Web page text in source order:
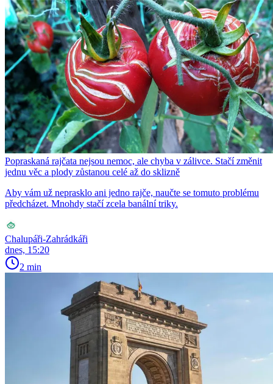
Popraskaná rajčata nejsou nemoc, ale chyba v zálivce. Stačí změnit
jednu věc a plody zůstanou celé až do sklizně
Aby vám už neprasklo ani jedno rajče, naučte se tomuto problému
předcházet. Mnohdy stačí zcela banální triky.
Chalupáři-Zahrádkáři
dnes, 15:20
2 min